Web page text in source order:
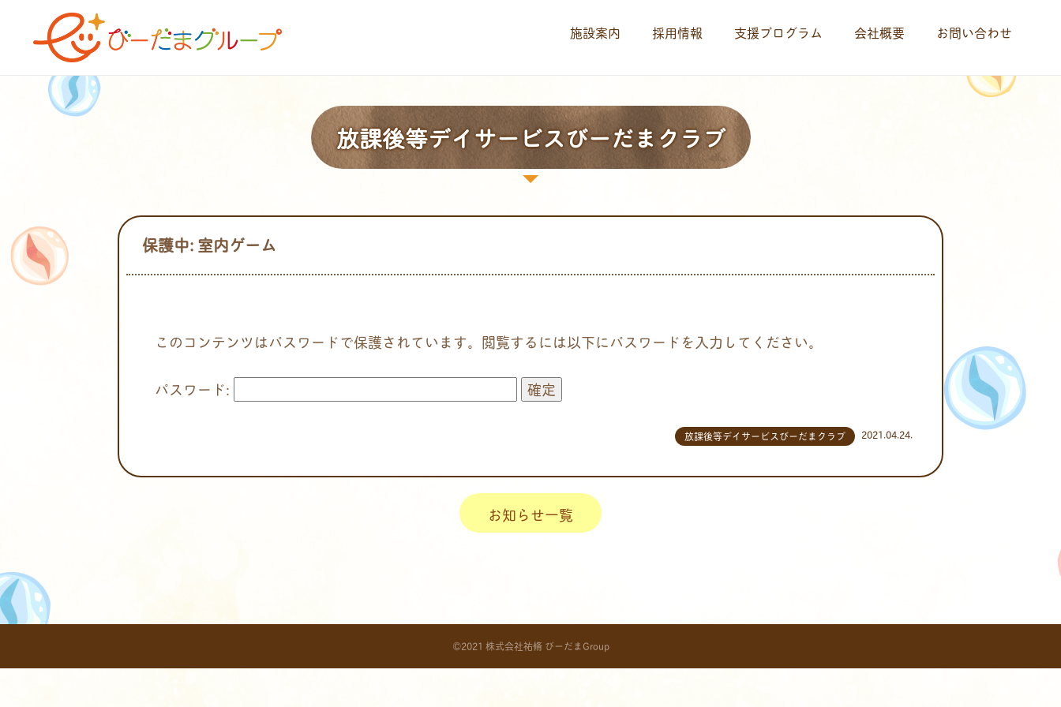
施設案内 採用情報 支援プログラム 会社概要 お問い合わせ
放課後等デイサービスびーだまクラブ
保護中: 室内ゲーム
このコンテンツはパスワードで保護されています。閲覧するには以下にパスワードを入力してください。
パスワード:
2021.04.24.
放課後等デイサービスびーだまクラブ
お知らせ一覧
©2021 株式会社祐脩 びーだまGroup